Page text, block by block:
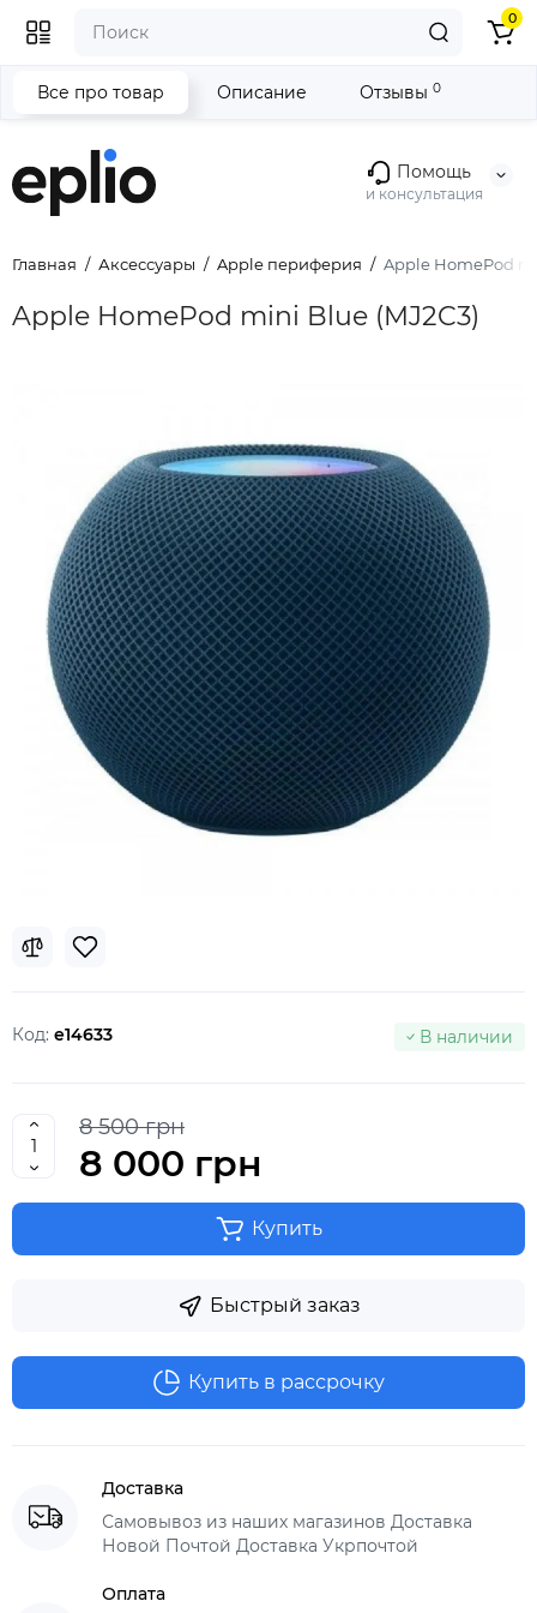
Помощь
и консультация
0
Главная Аксессуары Apple периферия Apple HomePod
Apple HomePod mini Blue (MJ2C3)
Все про товар Описание Отзывы 0
Код: e14633 В наличии
8 500 грн
8 000 грн
Купить
Быстрый заказ
Купить в рассрочку
Доставка
Самовывоз из наших магазинов Доставка
Новой Почтой Доставка Укрпочтой
Оплата